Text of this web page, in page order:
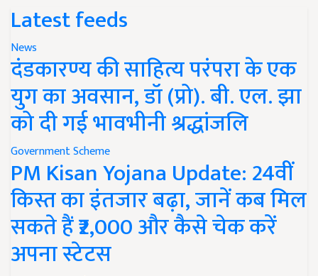
Latest feeds
News
दंडकारण्य की साहित्य परंपरा के एक
युग का अवसान, डॉ (प्रो). बी. एल. झा
को दी गई भावभीनी श्रद्धांजलि
Government Scheme
PM Kisan Yojana Update: 24वीं
किस्त का इंतजार बढ़ा, जानें कब मिल
सकते हैं ₹2,000 और कैसे चेक करें
अपना स्टेटस